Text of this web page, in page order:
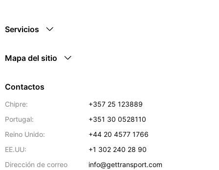
Servicios
Mapa del sitio
Contactos
Chipre:
+357 25 123889
Portugal:
+351 30 0528110
Reino Unido:
+44 20 4577 1766
EE.UU:
+1 302 240 28 90
Dirección de correo
info@gettransport.com